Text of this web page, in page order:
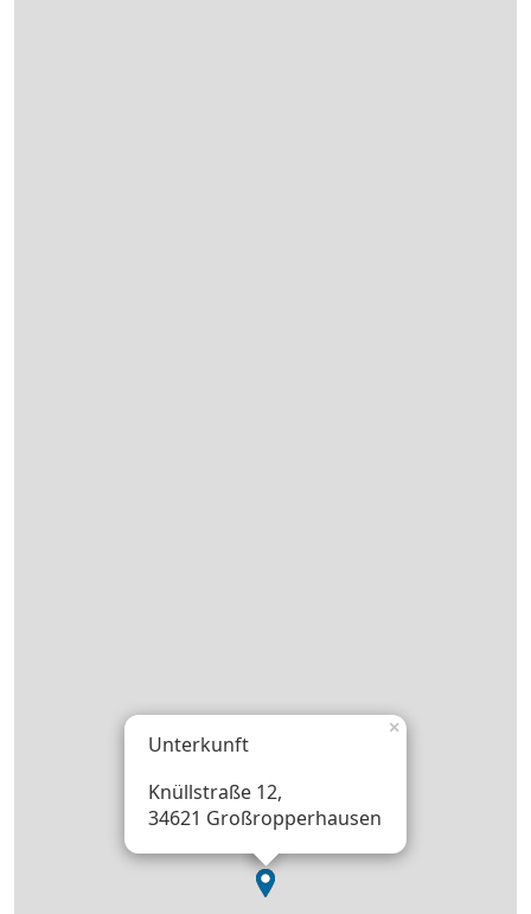
Unterkunft
Knüllstraße 12,
34621 Großropperhausen
×